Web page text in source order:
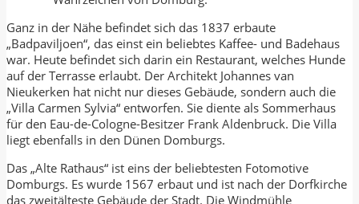
Ganz in der Nähe befindet sich das 1837 erbaute
„Badpaviljoen“, das einst ein beliebtes Kaffee- und Badehaus
war. Heute befindet sich darin ein Restaurant, welches Hunde
auf der Terrasse erlaubt. Der Architekt Johannes van
Nieukerken hat nicht nur dieses Gebäude, sondern auch die
„Villa Carmen Sylvia“ entworfen. Sie diente als Sommerhaus
für den Eau-de-Cologne-Besitzer Frank Aldenbruck. Die Villa
liegt ebenfalls in den Dünen Domburgs.
Das „Alte Rathaus“ ist eins der beliebtesten Fotomotive
Domburgs. Es wurde 1567 erbaut und ist nach der Dorfkirche
das zweitälteste Gebäude der Stadt. Die Windmühle